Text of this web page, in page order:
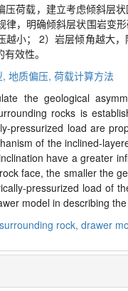
压荷载，建立考虑倾斜层
律，明确倾斜层状围岩变
小；
2）岩层倾角越大
效性。
, 地质偏压, 荷载计算方法
the geological
rocks is
pressurized load are
of the inclined-
have a greater
face, the smaller the
pressurized load of
model in describing
rock, drawer